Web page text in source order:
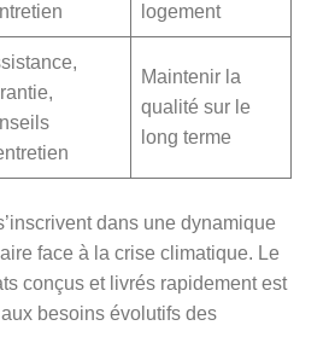
logement
Maintenir la
qualité sur le
long terme
dans une dynamique
face à la crise climatique. Le
conçus et livrés rapidement est
besoins évolutifs des